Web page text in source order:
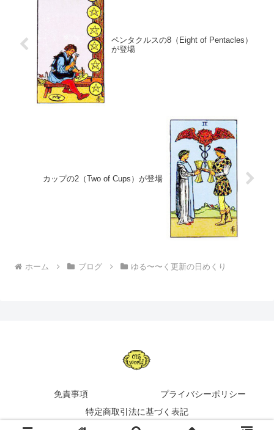
ペンタクルスの8（Eight of Pentacles）
が登場
カップの2（Two of Cups）が登場
ホーム ブログ ゆる〜〜く更新の日めくり
免責事項
プライバシーポリシー
特定商取引法に基づく表記